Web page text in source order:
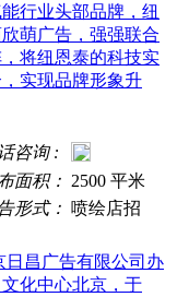
行业头部品牌，纽
萌广告，强强联合
将纽恩泰的科技实
实现品牌形象升
咨询 :
面积： 2500 平米
形式： 喷绘店招
日昌广告有限公司办
化中心北京，于